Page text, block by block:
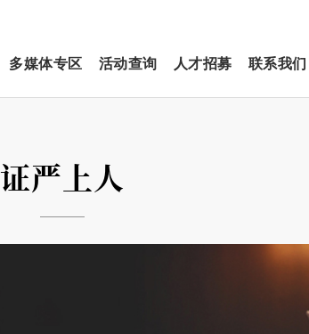
多媒体专区 活动查询 人才招募 联系我们
证严上人